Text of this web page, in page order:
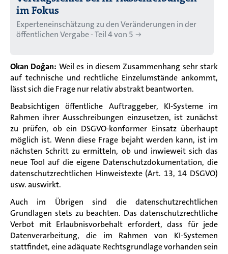
im Fokus
Experteneinschätzung zu den Veränderungen in der
öffentlichen Vergabe - Teil 4 von 5
Okan Doğan: Weil es in diesem Zusammenhang sehr stark
auf technische und rechtliche Einzelumstände ankommt,
lässt sich die Frage nur relativ abstrakt beantworten.
Beabsichtigen öffentliche Auftraggeber, KI-Systeme im
Rahmen ihrer Ausschreibungen einzusetzen, ist zunächst
zu prüfen, ob ein DSGVO-konformer Einsatz überhaupt
möglich ist. Wenn diese Frage bejaht werden kann, ist im
nächsten Schritt zu ermitteln, ob und inwieweit sich das
neue Tool auf die eigene Datenschutzdokumentation, die
datenschutzrechtlichen Hinweistexte (Art. 13, 14 DSGVO)
usw. auswirkt.
Auch im Übrigen sind die datenschutzrechtlichen
Grundlagen stets zu beachten. Das datenschutzrechtliche
Verbot mit Erlaubnisvorbehalt erfordert, dass für jede
Datenverarbeitung, die im Rahmen von KI-Systemen
stattfindet, eine adäquate Rechtsgrundlage vorhanden sein